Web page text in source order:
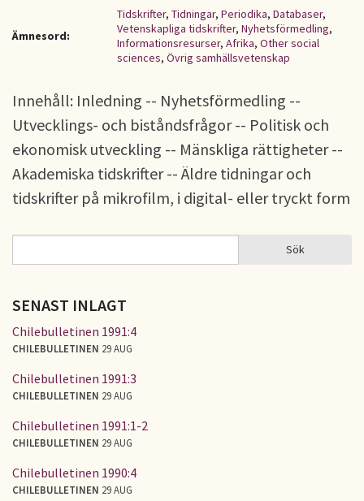
Ämnesord:
Tidskrifter, Tidningar, Periodika, Databaser,
Vetenskapliga tidskrifter, Nyhetsförmedling,
Informationsresurser, Afrika, Other social
sciences, Övrig samhällsvetenskap
Innehåll: Inledning -- Nyhetsförmedling --
Utvecklings- och biståndsfrågor -- Politisk och
ekonomisk utveckling -- Mänskliga rättigheter --
Akademiska tidskrifter -- Äldre tidningar och
tidskrifter på mikrofilm, i digital- eller tryckt form
SÖKFORMULÄR Sök
SENAST INLAGT
Chilebulletinen 1991:4
CHILEBULLETINEN 29 AUG
Chilebulletinen 1991:3
CHILEBULLETINEN 29 AUG
Chilebulletinen 1991:1-2
CHILEBULLETINEN 29 AUG
Chilebulletinen 1990:4
CHILEBULLETINEN 29 AUG